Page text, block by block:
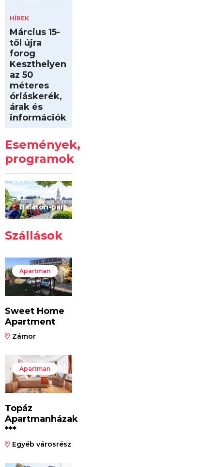
HÍREK
Március 15-
től újra
forog
Keszthelyen
az 50
méteres
óriáskerék,
árak és
információk
Események,
programok
Kilóméterek
2026
2026.
augusztus 22
– 23.
Balaton-part
Szállások
Apartman
Sweet Home
Apartment
Zámor
Apartman
Topáz
Apartmanházak
***
Egyéb városrész